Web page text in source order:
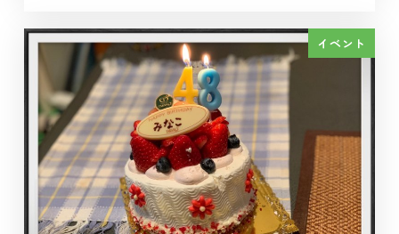
イベント